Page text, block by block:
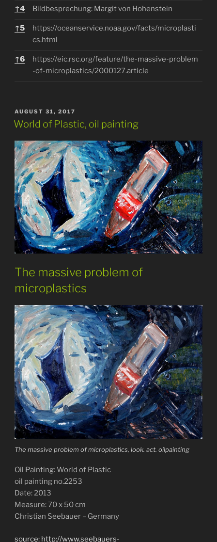
↑4 Bildbesprechung: Margit von Hohenstein
↑5
https://oceanservice.noaa.gov/facts/microplasti
cs.html
↑6
https://eic.rsc.org/feature/the-massive-problem
-of-microplastics/2000127.article
POSTED
ON
AUGUST 31, 2017
World of Plastic, oil painting
The massive problem of
microplastics
The massive problem of microplastics, look. act. oilpainting
Oil Painting: World of Plastic
oil painting no.2253
Date: 2013
Measure: 70 x 50 cm
Christian Seebauer – Germany
source: http://www.seebauers-